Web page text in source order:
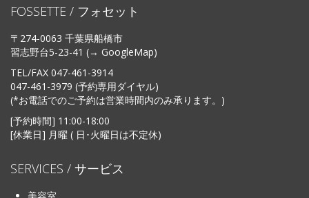
FOSSETTE / フォセット
〒274-0063 千葉県船橋市
習志野台5-23-41 (→ GoogleMap)
TEL/FAX 047-461-3914
047-461-3979 (予約専用ダイヤル)
(*お電話でのご予約は営業時間内のみ承ります。)
[予約時間] 11:00-18:00
[休業日] 月曜 ( 日･火曜日は不定休)
SERVICES / サービス